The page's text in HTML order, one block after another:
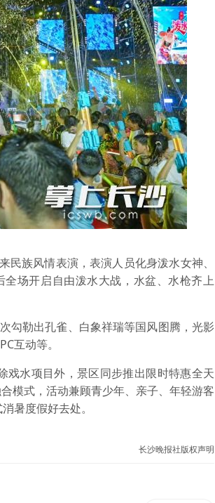
族风情表演，表演人员化身泼水女神、
场开启自由泼水大战，水盆、水枪齐上
勒出孔雀、白象祥瑞等国风图腾，光影
互动等。
水项目外，景区同步推出限时特惠全天
模式，活动兼顾青少年、亲子、年轻游客
暑度假好去处。
长沙晚报社版权声明